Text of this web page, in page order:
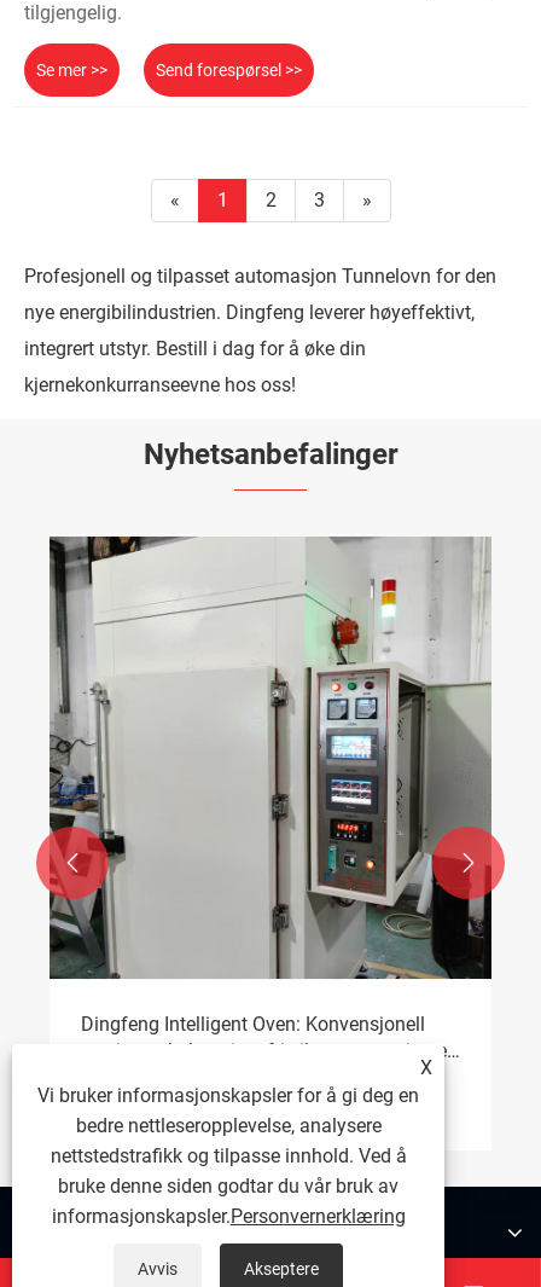
tilgjengelig.
Se mer >> Send forespørsel >>
« 1 2 3 »
Profesjonell og tilpasset automasjon Tunnelovn for den
nye energibilindustrien. Dingfeng leverer høyeffektivt,
integrert utstyr. Bestill i dag for å øke din
kjernekonkurranseevne hos oss!
Nyhetsanbefalinger
Dingfeng Intelligent Oven: Konvensjonell
versjon er bekymringsfri, tilpasset versjon er
kompatibel, og gir bedrifter mulighet til å
produsere effektivt
Se mer >>
 
Om oss
X
Vi bruker informasjonskapsler for å gi deg en
bedre nettleseropplevelse, analysere
nettstedstrafikk og tilpasse innhold. Ved å
bruke denne siden godtar du vår bruk av
informasjonskapsler.Personvernerklæring
Avvis Akseptere